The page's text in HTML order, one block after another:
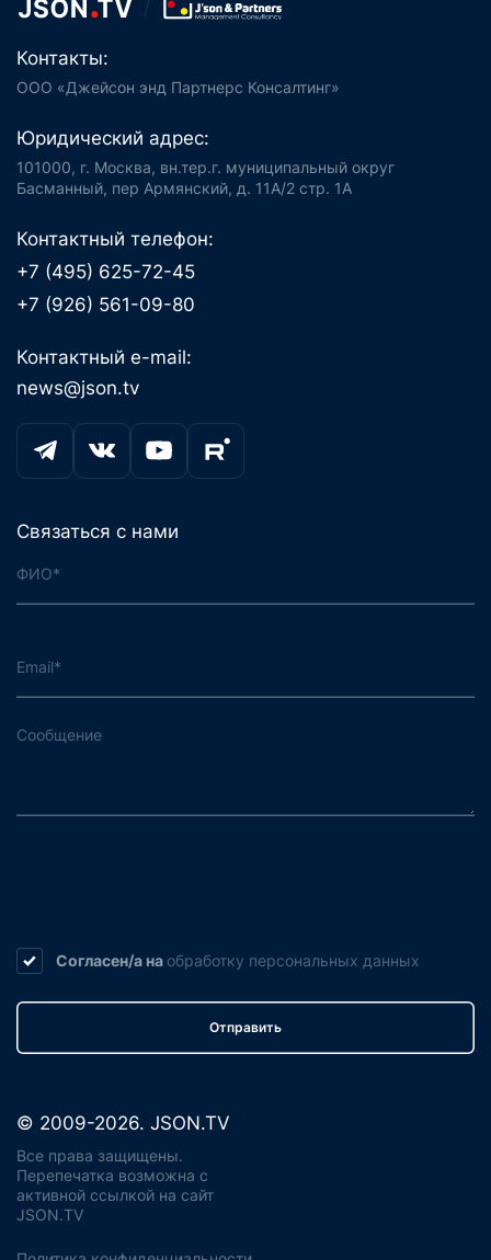
Контакты:
ООО «Джейсон энд Партнерс Консалтинг»
Юридический адрес:
101000, г. Москва, вн.тер.г. муниципальный округ
Басманный, пер Армянский, д. 11А/2 стр. 1А
Контактный телефон:
+7 (495) 625-72-45
+7 (926) 561-09-80
Контактный e-mail:
news@json.tv
Связаться с нами
Согласен/а на обработку персональных данных
Отправить
© 2009-2026. JSON.TV
Все права защищены.
Перепечатка возможна с
активной ссылкой на сайт
JSON.TV